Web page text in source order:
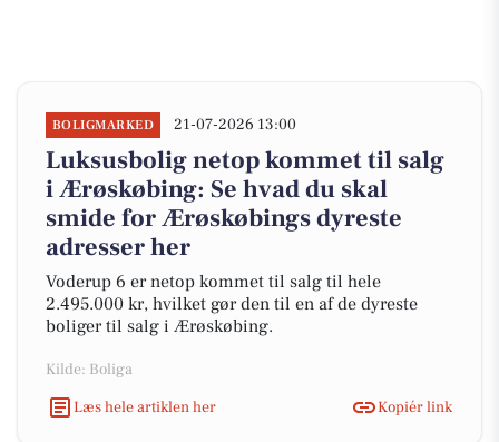
BOLIGMARKED 21-07-2026 13:00
Luksusbolig netop kommet til salg
i Ærøskøbing: Se hvad du skal
smide for Ærøskøbings dyreste
adresser her
Voderup 6 er netop kommet til salg til hele
2.495.000 kr, hvilket gør den til en af de dyreste
boliger til salg i Ærøskøbing.
Kilde: Boliga
Læs hele artiklen her
Kopiér link